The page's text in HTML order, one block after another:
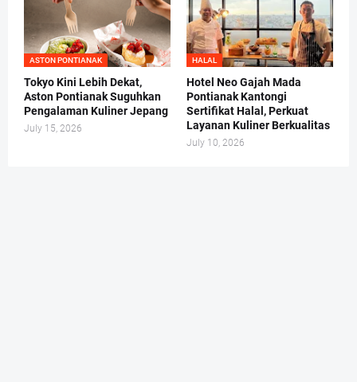
ASTON PONTIANAK
Tokyo Kini Lebih Dekat,
Aston Pontianak Suguhkan
Pengalaman Kuliner Jepang
July 15, 2026
HALAL
Hotel Neo Gajah Mada
Pontianak Kantongi
Sertifikat Halal, Perkuat
Layanan Kuliner Berkualitas
July 10, 2026